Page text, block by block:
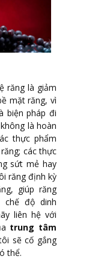
răng là giảm
mặt răng, vì
biện pháp đi
là hoàn
thực phẩm
các thực
sứt mẻ hay
răng định kỳ
giúp răng
chế độ dinh
liên hệ với
trung tâm
sẽ cố gắng
thể.